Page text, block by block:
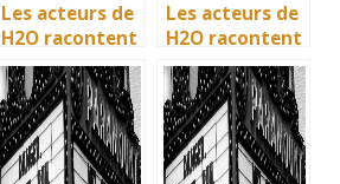
Les acteurs de
H2O racontent
: comment l’ile
de Mako a pris
vie en
Australie
Les acteurs de
H2O racontent
: comment l’île
de Mako a pris
vie en
Australie